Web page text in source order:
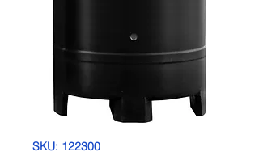
SKU: 122300